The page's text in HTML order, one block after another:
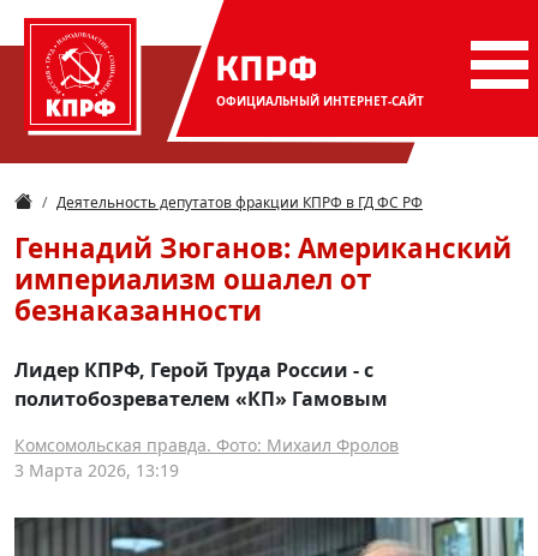
КПРФ
ОФИЦИАЛЬНЫЙ ИНТЕРНЕТ-САЙТ
Деятельность депутатов фракции КПРФ в ГД ФС РФ
Геннадий Зюганов: Американский
империализм ошалел от
безнаказанности
Лидер КПРФ, Герой Труда России - с
политобозревателем «КП» Гамовым
Комсомольская правда. Фото: Михаил Фролов
3 Марта 2026, 13:19